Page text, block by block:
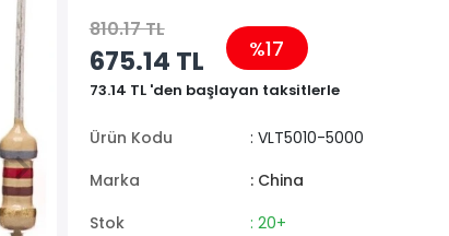
810.17 TL
675.14 TL %17
73.14 TL 'den başlayan taksitlerle
Ürün Kodu
: VLT5010-5000
Marka
: China
Stok
: 20+